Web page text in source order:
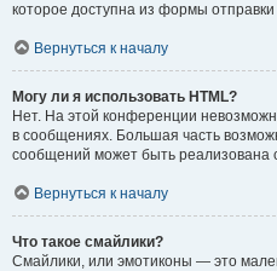
которое доступна из формы
Вернуться к началу
Могу ли я использовать HTML?
Нет. На этой конференции
в сообщениях. Большая часть
сообщений может быть реализована
Вернуться к началу
Что такое смайлики?
Смайлики, или эмотиконы — это